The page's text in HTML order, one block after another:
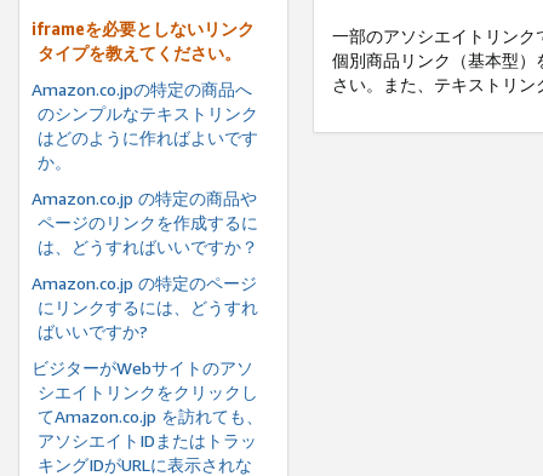
iframeを必要としないリンク
タイプを教えてください。
Amazon.co.jpの特定の商品へ
のシンプルなテキストリンク
はどのように作ればよいです
か。
Amazon.co.jp の特定の商品や
ページのリンクを作成するに
は、どうすればいいですか？
Amazon.co.jp の特定のページ
にリンクするには、どうすれ
ばいいですか?
ビジターがWebサイトのアソ
シエイトリンクをクリックし
てAmazon.co.jp を訪れても、
アソシエイトIDまたはトラッ
キングIDがURLに表示されな
一部のアソシエイトリン
個別商品リンク（基本型
さい。また、テキストリ